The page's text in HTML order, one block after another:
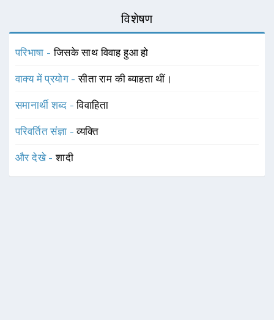
विशेषण
परिभाषा -जिसके साथ विवाह हुआ हो
वाक्य में प्रयोग -सीता राम की ब्याहता थीं।
समानार्थी शब्द -विवाहिता
परिवर्तित संज्ञा -व्यक्ति
और देखे -शादी